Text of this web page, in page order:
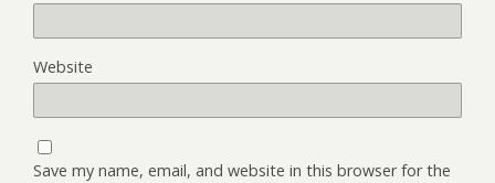
Website
Save my name, email, and website in this browser for the